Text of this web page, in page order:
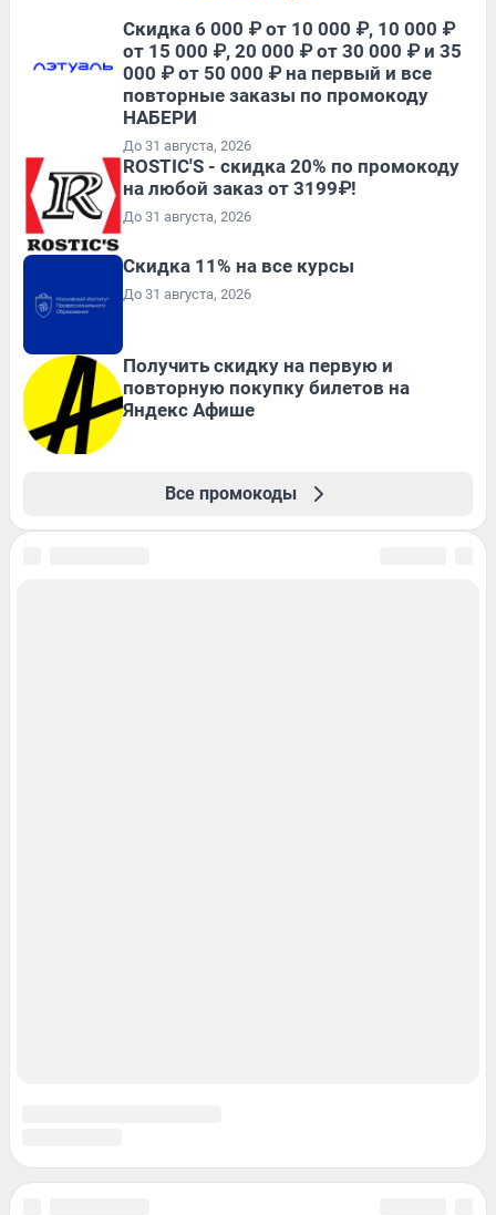
Скидка 6 000 ₽ от 10 000 ₽, 10 000 ₽
от 15 000 ₽, 20 000 ₽ от 30 000 ₽ и 35
000 ₽ от 50 000 ₽ на первый и все
повторные заказы по промокоду
НАБЕРИ
До 31 августа, 2026
ROSTIC'S - скидка 20% по промокоду
на любой заказ от 3199₽!
До 31 августа, 2026
Скидка 11% на все курсы
До 31 августа, 2026
Получить скидку на первую и
повторную покупку билетов на
Яндекс Афише
Все промокоды